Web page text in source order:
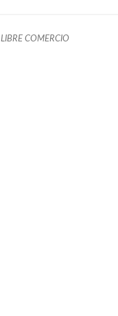
LIBRE COMERCIO